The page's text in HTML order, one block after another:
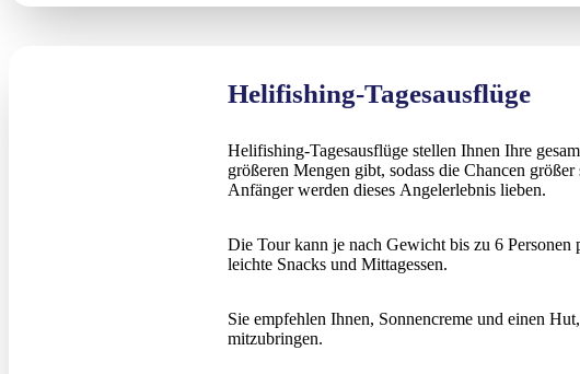
Helifishing-Tagesausflüge
Helifishing-Tagesausflüge stellen Ihnen Ihre
größeren Mengen gibt, sodass die Chancen
Anfänger werden dieses Angelerlebnis lieben.
Die Tour kann je nach Gewicht bis zu 6
leichte Snacks und Mittagessen.
Sie empfehlen Ihnen, Sonnencreme und einen
mitzubringen.